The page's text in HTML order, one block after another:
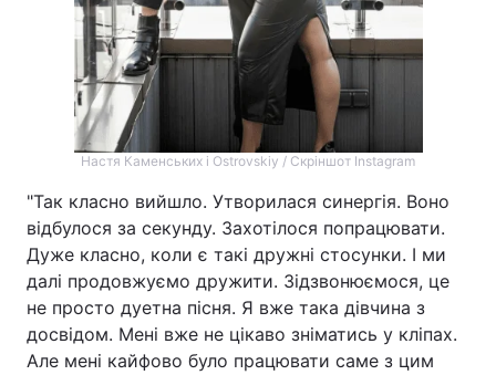
Настя Каменських і Ostrovskiy / Скріншот Instagram
"Так класно вийшло. Утворилася синергія. Воно
відбулося за секунду. Захотілося попрацювати.
Дуже класно, коли є такі дружні стосунки. І ми
далі продовжуємо дружити. Зідзвонюємося, це
не просто дуетна пісня. Я вже така дівчина з
досвідом. Мені вже не цікаво зніматись у кліпах.
Але мені кайфово було працювати саме з цим